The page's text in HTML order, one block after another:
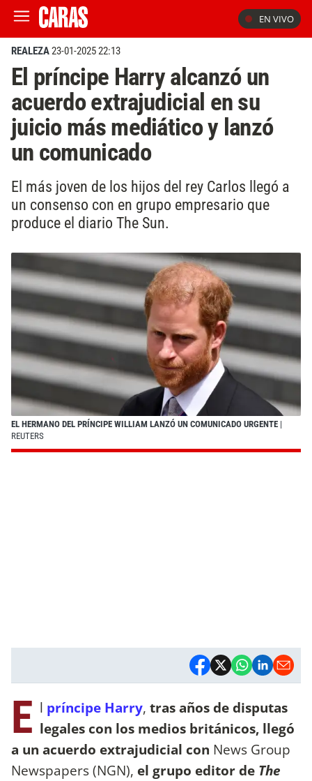
EN VIVO
REALEZA23-01-2025 22:13
El príncipe Harry alcanzó un
acuerdo extrajudicial en su
juicio más mediático y lanzó
un comunicado
El más joven de los hijos del rey Carlos llegó a
un consenso con en grupo empresario que
produce el diario The Sun.
EL HERMANO DEL PRÍNCIPE WILLIAM LANZÓ UN COMUNICADO URGENTE |
REUTERS
E l príncipe Harry, tras años de disputas
legales con los medios británicos, llegó
a un acuerdo extrajudicial con News Group
Newspapers (NGN), el grupo editor de The